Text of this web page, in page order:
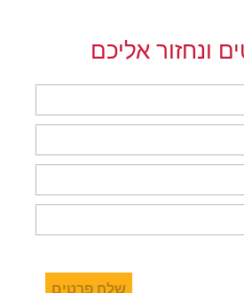
ונחזור אליכם